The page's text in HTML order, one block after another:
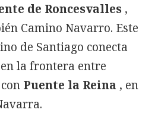
de Roncesvalles ,
Camino Navarro. Este
de Santiago conecta
la frontera entre
Puente la Reina , en